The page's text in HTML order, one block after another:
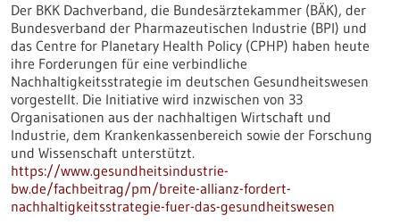
Der BKK Dachverband, die Bundesärztekammer (BÄK), der
Bundesverband der Pharmazeutischen Industrie (BPI) und
das Centre for Planetary Health Policy (CPHP) haben heute
ihre Forderungen für eine verbindliche
Nachhaltigkeitsstrategie im deutschen Gesundheitswesen
vorgestellt. Die Initiative wird inzwischen von 33
Organisationen aus der nachhaltigen Wirtschaft und
Industrie, dem Krankenkassenbereich sowie der Forschung
und Wissenschaft unterstützt.
https://www.gesundheitsindustrie-
bw.de/fachbeitrag/pm/breite-allianz-fordert-
nachhaltigkeitsstrategie-fuer-das-gesundheitswesen